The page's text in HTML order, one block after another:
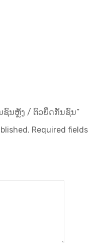
ຊົນຫຼັງ / ຕົວຍຶດກັນຊົນ”
Required fields